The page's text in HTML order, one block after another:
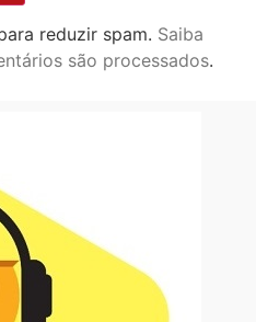
reduzir spam. Saiba
são processados.